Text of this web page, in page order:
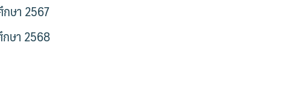
ษา 2567
ษา 2568